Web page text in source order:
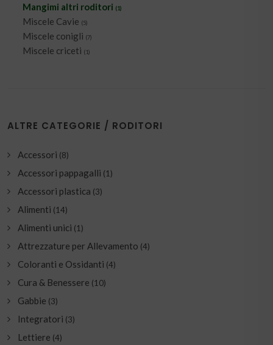
Mangimi altri roditori (1)
Miscele Cavie (5)
Miscele conigli (7)
Miscele criceti (1)
ALTRE CATEGORIE / RODITORI
Accessori (8)
Accessori pappagalli (1)
Accessori plastica (3)
Alimenti (14)
Alimenti unici (1)
Attrezzature per Allevamento (4)
Coloranti e Ossidanti (4)
Cura & Benessere (10)
Gabbie (3)
Integratori (3)
Lettiere (4)